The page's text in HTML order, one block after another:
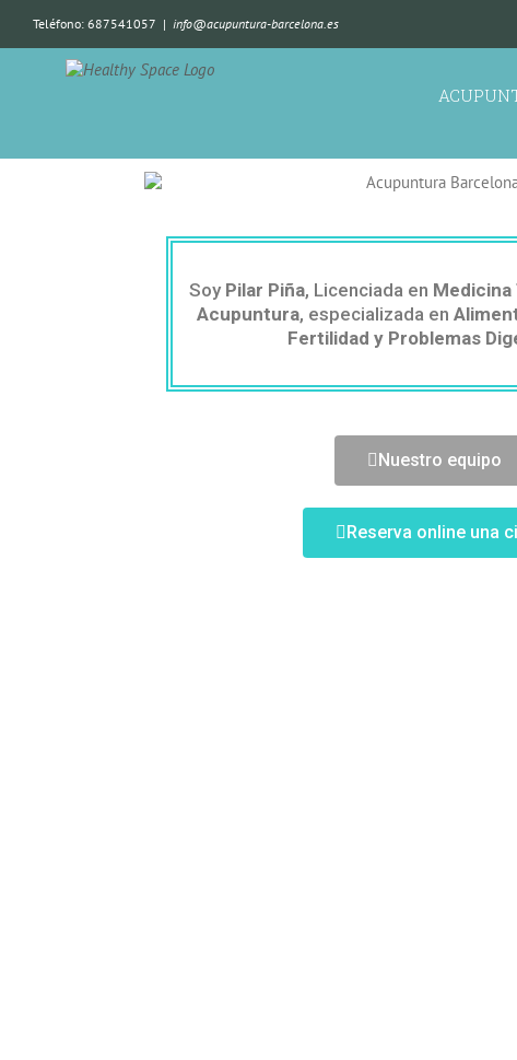
Teléfono: 687541057 | info@acupuntura-barcelona.es
Soy Pilar Piña, Licenciada en Medicina
Acupuntura, especializada en
Fertilidad y Problemas
Nuestro equipo
Reserva online una